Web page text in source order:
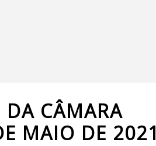
DA CÂMARA
MAIO DE 2021